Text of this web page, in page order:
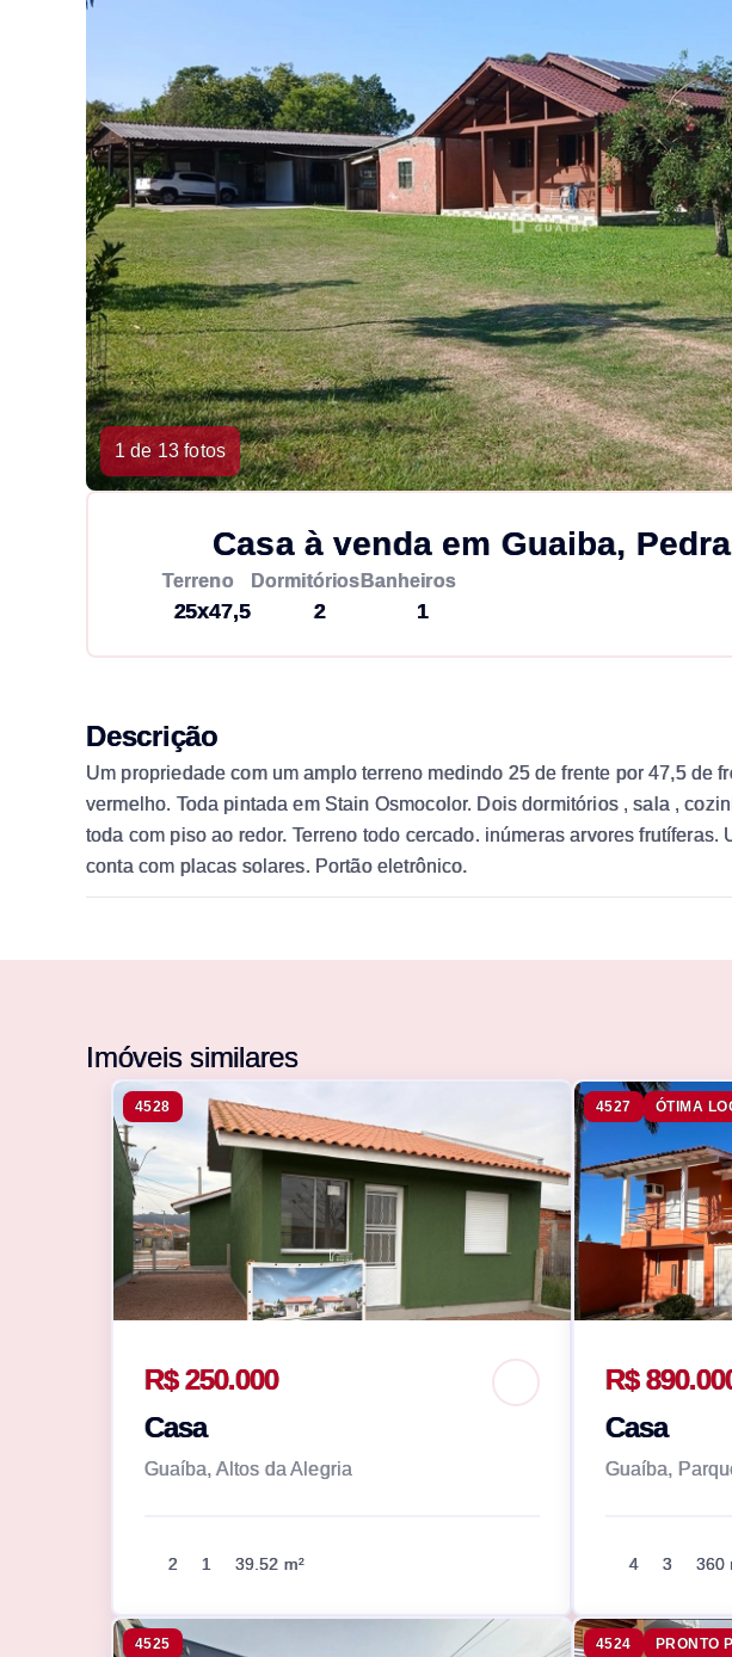
1 de 13 fotos
Casa à venda em Guaiba,
Terreno
25x47,5
Dormitórios
2
Banheiros
1
Descrição
Um propriedade com um amplo terreno medindo 25 de frente por 47,5 de
vermelho. Toda pintada em Stain Osmocolor. Dois dormitórios , sala ,
toda com piso ao redor. Terreno todo cercado. inúmeras arvores
conta com placas solares. Portão eletrônico.
Imóveis similares
4528
R$ 250.000
Casa
Guaíba, Altos da Alegria
2 1 39.52 m²
4527 ÓTIMA
R$
Casa
Guaíba,
4 3 360
4525 4524 PRONTO